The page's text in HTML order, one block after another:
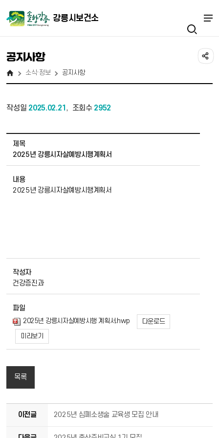
강릉시보건소
공지사항
소식·정보 공지사항
작성일 2025.02.21 , 조회수 2952
제목
2025년 강릉시자살예방시행계획서
내용
2025년 강릉시자살예방시행계획서
작성자
건강증진과
파일
2025년 강릉시자살예방시행 계획서.hwp
다운로드
미리보기
목록
이전글 2025년 심폐소생술 교육생 모집 안내